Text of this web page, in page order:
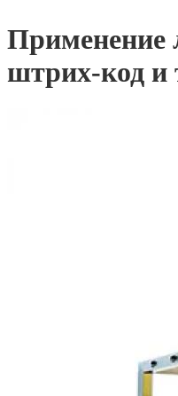
Применение
штрих-код и